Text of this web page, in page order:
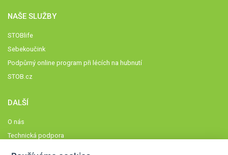
NAŠE SLUŽBY
STOBlife
Sebekoučink
Podpůrný online program při lécích na hubnutí
STOB.cz
DALŠÍ
O nás
Technická podpora